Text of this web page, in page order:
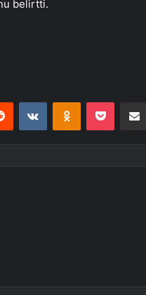
belirtti.
Reddit VKontakteOdnoklassniki
Pocket